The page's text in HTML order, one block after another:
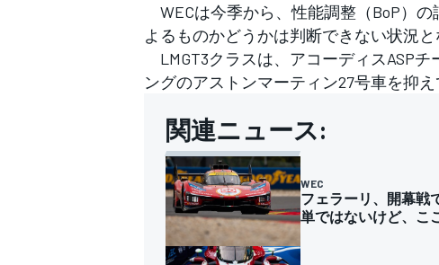
WECは今季から、性能調整（BoP）
よるものかどうかは判断できない状況と
LMGT3クラスは、アコーディスASP
ングのアストンマーティン27号車を抑
関連ニュース:
WEC
フェラーリ、開幕戦
単ではないけど、こ